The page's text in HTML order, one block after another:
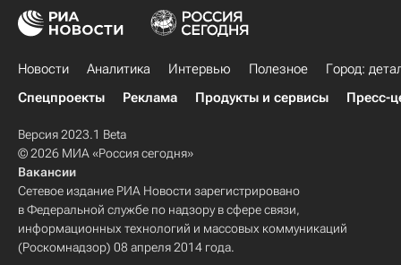
Новости Аналитика Интервью Полезное
Город:
Спецпроекты
Реклама Продукты и сервисы Пресс-
Версия 2023.1 Beta
© 2026 МИА «Россия сегодня»
Вакансии
Сетевое издание РИА Новости зарегистрировано
в Федеральной службе по надзору в сфере связи,
информационных технологий и массовых коммуникаций
(Роскомнадзор) 08 апреля 2014 года.